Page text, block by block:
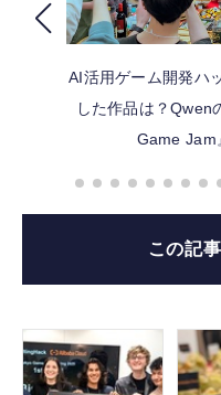
AI活用ゲーム開発ハ
した作品は？Qwen
Game Jam
この記